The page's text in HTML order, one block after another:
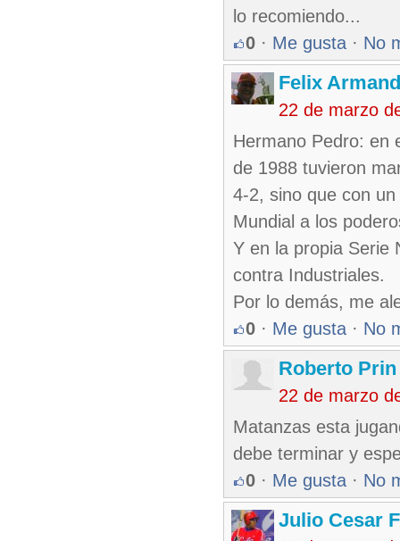
lo recomiendo...
0 · Me gusta · No
Felix
22 de marzo
Hermano Pedro: en
de 1988 tuvieron
4-2, sino que con
Mundial a los
Y en la propia Serie
contra Industriales.
Por lo demás, me
0 · Me gusta · No
Roberto Prin
22 de marzo
Matanzas esta
debe terminar y
0 · Me gusta · No
Julio Cesar